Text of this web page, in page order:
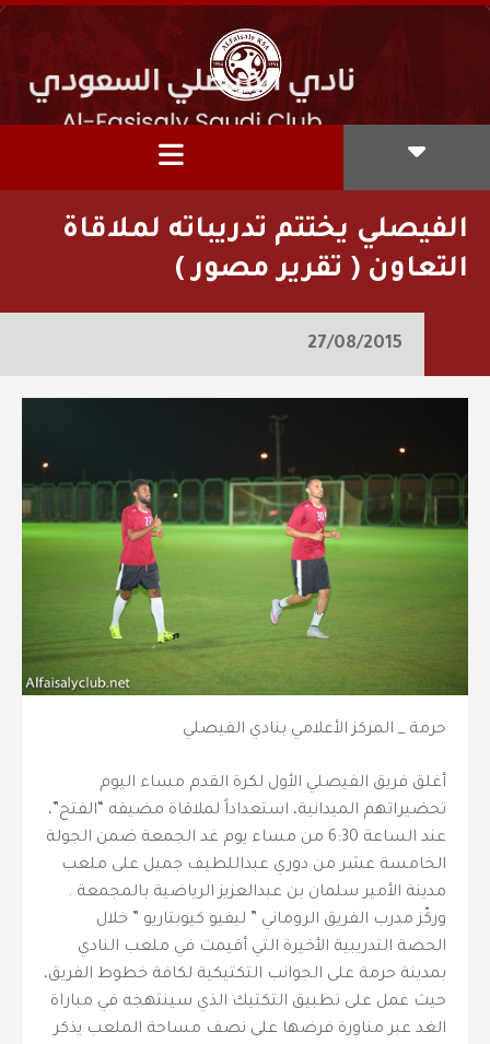
الفيصلي يختتم تدريباته لملاقاة
التعاون ( تقرير مصور )
27/08/2015
حرمة _ المركز الأعلامي بنادي الفيصلي
أغلق فريق الفيصلي الأول لكرة القدم مساء اليوم
تحضيراتهم الميدانية، استعداداً لملاقاة مضيفه “الفتح”،
عند الساعة 6:30 من مساء يوم غد الجمعة ضمن الجولة
الخامسة عشر من دوري عبداللطيف جميل على ملعب
مدينة الأمير سلمان بن عبدالعزيز الرياضية بالمجمعة .
‎وركّز مدرب الفريق الروماني ” ليفيو كيوبتاريو ” خلال
الحصة التدريبية الأخيرة التي أقيمت في ملعب النادي
بمدينة حرمة على الجوانب التكتيكية لكافة خطوط الفريق،
حيث عمل على تطبيق التكتيك الذي سينتهجه في مباراة
الغد عبر مناورة فرضها على نصف مساحة الملعب يذكر